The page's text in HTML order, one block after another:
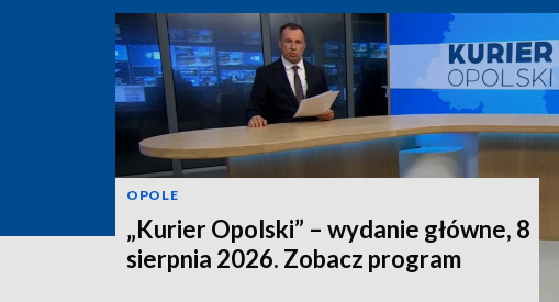
OPOLE
„Kurier Opolski” – wydanie główne, 8
sierpnia 2026. Zobacz program